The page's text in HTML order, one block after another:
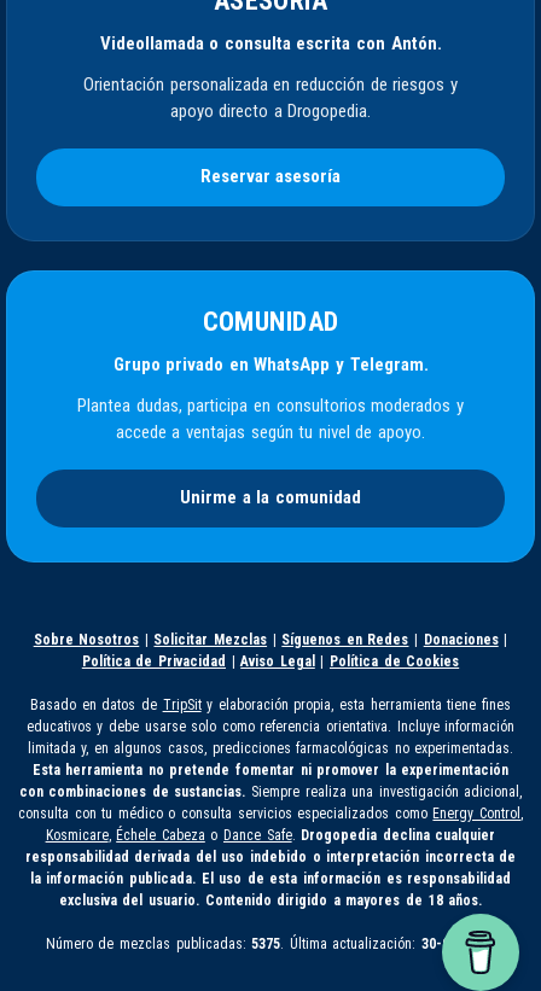
Videollamada o consulta escrita con Antón.
Orientación personalizada en reducción de riesgos y
apoyo directo a Drogopedia.
Reservar asesoría
COMUNIDAD
Grupo privado en WhatsApp y Telegram.
Plantea dudas, participa en consultorios moderados y
accede a ventajas según tu nivel de apoyo.
Unirme a la comunidad
Sobre Nosotros Solicitar Mezclas Síguenos en Redes Donaciones|
Política de Privacidad
|Aviso Legal Política de Cookies
Basado en datos de TripSity elaboración propia, esta herramienta tiene fines
educativos y debe usarse solo como referencia orientativa. Incluye información
limitada y, en algunos casos, predicciones farmacológicas no experimentadas.
Esta herramienta no pretende fomentar ni promover la experimentación
con combinaciones de sustancias. Siempre realiza una investigación adicional,
consulta con tu médico o consulta servicios especializados como Energy Control,
Kosmicare, Échele Cabeza o Dance Safe. Drogopedia declina cualquier
responsabilidad derivada del uso indebido o interpretación incorrecta de
la información publicada. El uso de esta información es responsabilidad
exclusiva del usuario. Contenido dirigido a mayores de 18 años.
Número de mezclas publicadas: 5375. Última actualización:30-07-2026.